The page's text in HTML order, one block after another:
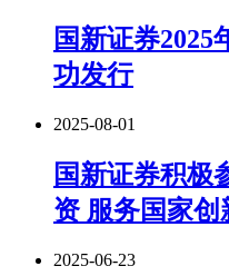
国新证券2025
功发行
2025-08-01
国新证券积极
资 服务国家创
2025-06-23